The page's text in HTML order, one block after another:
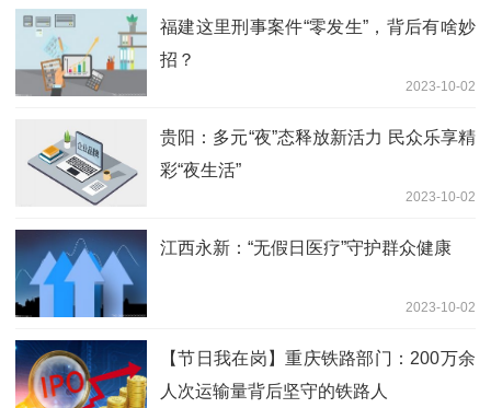
福建这里刑事案件“零发生”，背后有啥妙
招？
2023-10-02
贵阳：多元“夜”态释放新活力 民众乐享精
彩“夜生活”
2023-10-02
江西永新：“无假日医疗”守护群众健康
2023-10-02
【节日我在岗】重庆铁路部门：200万余
人次运输量背后坚守的铁路人